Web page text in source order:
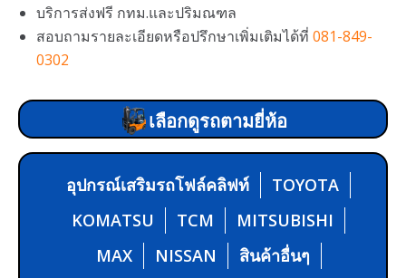
บริการส่งฟรี กทม.และปริมณฑล
สอบถามรายละเอียดหรือปรึกษาเพิ่มเติมได้ที่ 081-849-
0302
เลือกดูรถตามยี่ห้อ
อุปกรณ์เสริมรถโฟล์คลิฟท์
TOYOTA
KOMATSU
TCM
MITSUBISHI
MAX
NISSAN
สินค้าอื่นๆ